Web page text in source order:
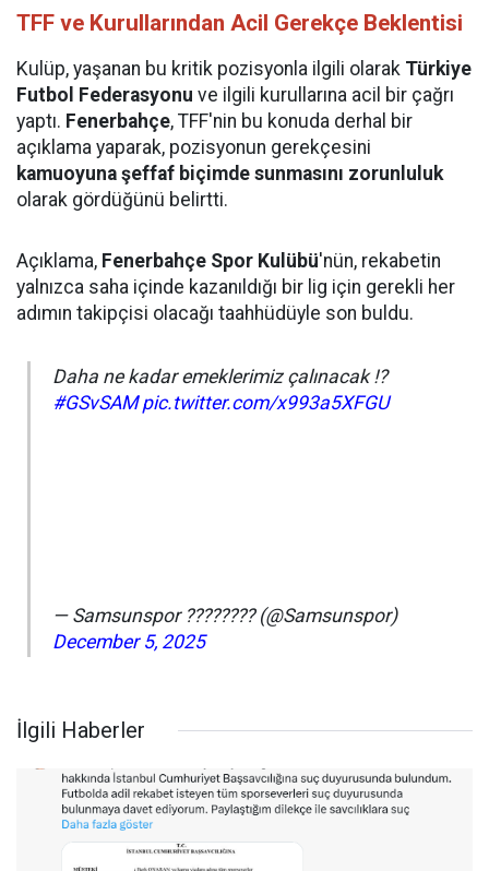
TFF ve Kurullarından Acil Gerekçe Beklentisi
Kulüp, yaşanan bu kritik pozisyonla ilgili olarak Türkiye
Futbol Federasyonu ve ilgili kurullarına acil bir çağrı
yaptı. Fenerbahçe, TFF'nin bu konuda derhal bir
açıklama yaparak, pozisyonun gerekçesini
kamuoyuna şeffaf biçimde sunmasını zorunluluk
olarak gördüğünü belirtti.
Açıklama, Fenerbahçe Spor Kulübü'nün, rekabetin
yalnızca saha içinde kazanıldığı bir lig için gerekli her
adımın takipçisi olacağı taahhüdüyle son buldu.
Daha ne kadar emeklerimiz çalınacak ⁉️
#GSvSAM pic.twitter.com/x993a5XFGU
— Samsunspor ???????? (@Samsunspor)
December 5, 2025
İlgili Haberler